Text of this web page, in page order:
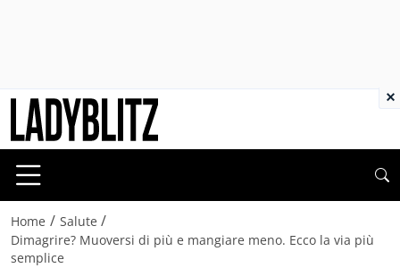
Home / Salute /
Dimagrire? Muoversi di più e mangiare meno. Ecco la via più
semplice
×